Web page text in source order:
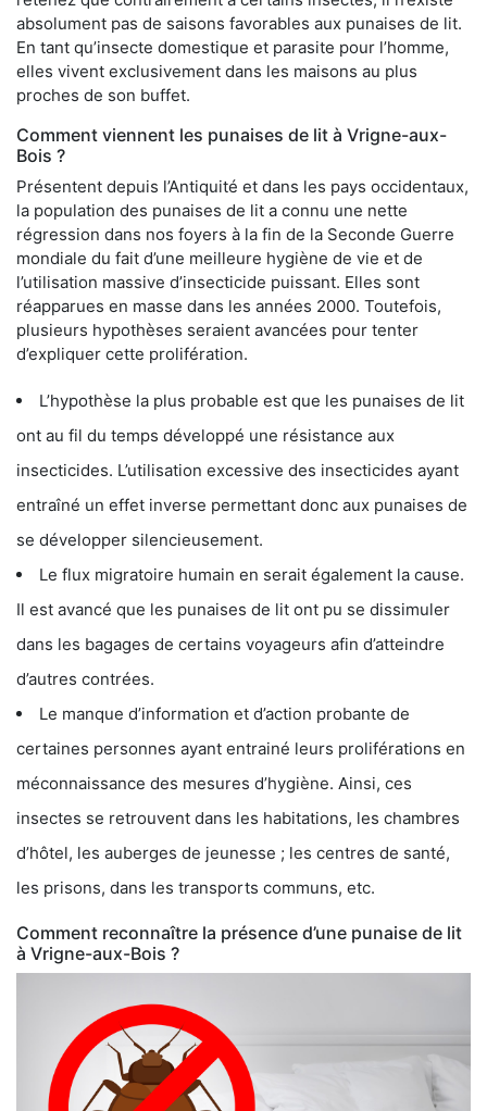
absolument pas de saisons favorables aux punaises de lit.
En tant qu’insecte domestique et parasite pour l’homme,
elles vivent exclusivement dans les maisons au plus
proches de son buffet.
Comment viennent les punaises de lit à Vrigne-aux-
Bois ?
Présentent depuis l’Antiquité et dans les pays occidentaux,
la population des punaises de lit a connu une nette
régression dans nos foyers à la fin de la Seconde Guerre
mondiale du fait d’une meilleure hygiène de vie et de
l’utilisation massive d’insecticide puissant. Elles sont
réapparues en masse dans les années 2000. Toutefois,
plusieurs hypothèses seraient avancées pour tenter
d’expliquer cette prolifération.
L’hypothèse la plus probable est que les punaises de lit
ont au fil du temps développé une résistance aux
insecticides. L’utilisation excessive des insecticides ayant
entraîné un effet inverse permettant donc aux punaises de
se développer silencieusement.
Le flux migratoire humain en serait également la cause.
Il est avancé que les punaises de lit ont pu se dissimuler
dans les bagages de certains voyageurs afin d’atteindre
d’autres contrées.
Le manque d’information et d’action probante de
certaines personnes ayant entrainé leurs proliférations en
méconnaissance des mesures d’hygiène. Ainsi, ces
insectes se retrouvent dans les habitations, les chambres
d’hôtel, les auberges de jeunesse ; les centres de santé,
les prisons, dans les transports communs, etc.
Comment reconnaître la présence d’une punaise de lit
à Vrigne-aux-Bois ?